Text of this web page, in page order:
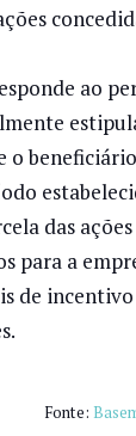
ao
o
das
para a
de
Fonte: